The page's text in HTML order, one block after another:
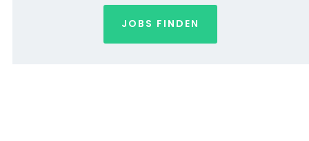
JOBS FINDEN